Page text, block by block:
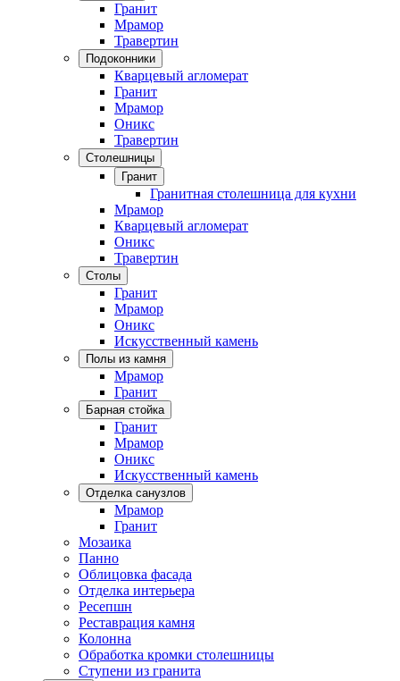
Гранит
Мрамор
Травертин
Подоконники
Кварцевый агломерат
Гранит
Мрамор
Оникс
Травертин
Столешницы
Гранит
Гранитная столешница для кухни
Мрамор
Кварцевый агломерат
Оникс
Травертин
Столы
Гранит
Мрамор
Оникс
Искусственный камень
Полы из камня
Мрамор
Гранит
Барная стойка
Гранит
Мрамор
Оникс
Искусственный камень
Отделка санузлов
Мрамор
Гранит
Мозаика
Панно
Облицовка фасада
Отделка интерьера
Ресепшн
Реставрация камня
Колонна
Обработка кромки столешницы
Ступени из гранита